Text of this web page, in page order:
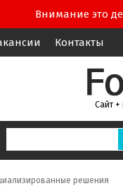
Внимание это
Контакты
Сайт +
решения